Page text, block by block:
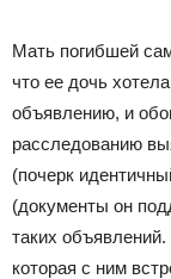
Мать погибшей
что ее дочь
объявлению, и
расследованию
(почерк
(документы он
таких
которая с ним